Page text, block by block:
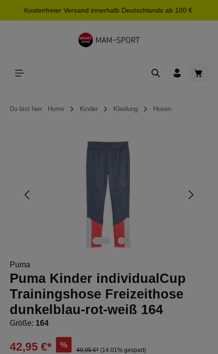
springen
Kostenfreier Versand innerhalb Deutschlands ab 100 €
Du bist hier: Home Kinder Kleidung Hosen
Bildergalerie überspringen
Puma
Puma Kinder individualCup
Trainingshose Freizeithose
dunkelblau-rot-weiß 164
Größe: 164
42,95 €* %
49,95 €* (14.01% gespart)